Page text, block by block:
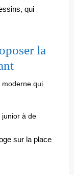
qui
la
moderne qui
junior à de
sur la place